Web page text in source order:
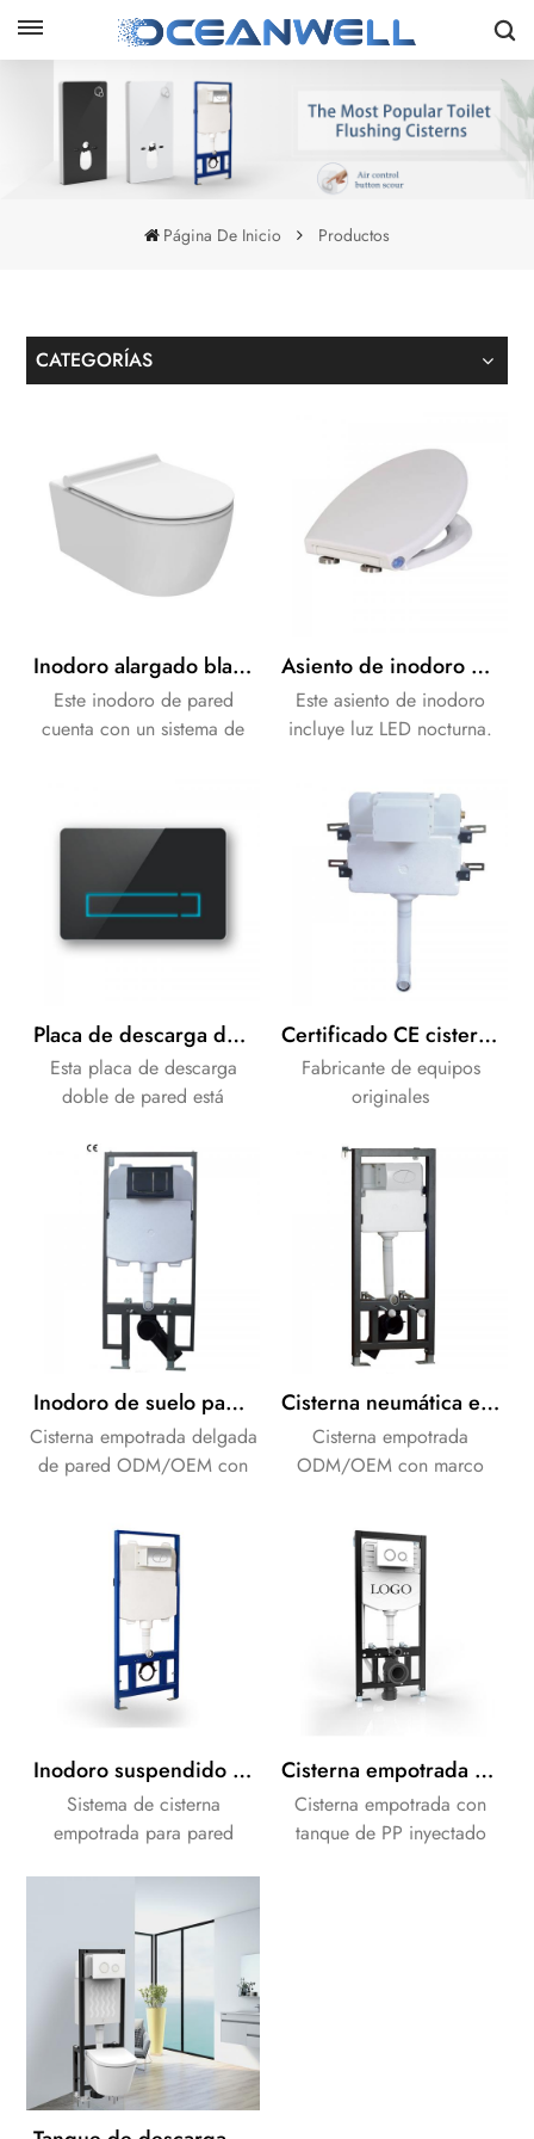
Página De Inicio Productos
CATEGORÍAS
Inodoro alargado blanco suspendido al por mayor
Este inodoro de pared
cuenta con un sistema de
moderno ideal para baños
de casas, hoteles y más.
Incluye un tanque
empotrado y función de
cierre suave, lo que
Asiento de inodoro al por mayor con función de luz nocturna LED
Este asiento de inodoro
incluye luz LED nocturna.
Placa de descarga de control sin contacto de vidrio negro de doble descarga
Esta placa de descarga
doble de pared está
vidrio, con un elegante
acabado negro y un control
táctil intuitivo. Duradera,
elegante y eficiente para
una descarga que ahorra
agua.
Certificado CE cisterna neumática empotrada de pared
Fabricante de equipos
originales
equipos originales (OEM)
Serie de cisternas
empotradas neumáticas. El
sistema neumático
proporciona una sensación
de presión suave y única.
Inodoro de suelo para baño con cisterna empotrada en pared
Cisterna empotrada delgada
de pared ODM/OEM con
inodoro de pie. Alta
calidad con certificado CE.
Cisterna neumática empotrada en pared
Cisterna empotrada
ODM/OEM con marco
opción para el baño
Inodoro suspendido delgado con cisterna empotrada neumática
Sistema de cisterna
empotrada para pared
Este tanque oculto
ultradelgado (90 mm de
profundidad) presenta: ✓
Integración perfecta en la
pared con marco de
soporte oculto ✓ Botones
de doble descarga para
mayor eficiencia del agua
Cisterna empotrada con tanque de PP inyectado y marco para inodoro suspendido
Cisterna empotrada con
tanque de PP inyectado